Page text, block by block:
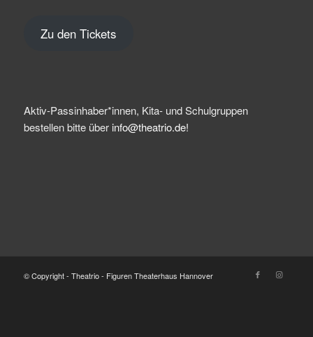
Zu den Tickets
Aktiv-Passinhaber*innen, Kita- und Schulgruppen
bestellen bitte über info@theatrio.de!
© Copyright - Theatrio - Figuren Theaterhaus Hannover